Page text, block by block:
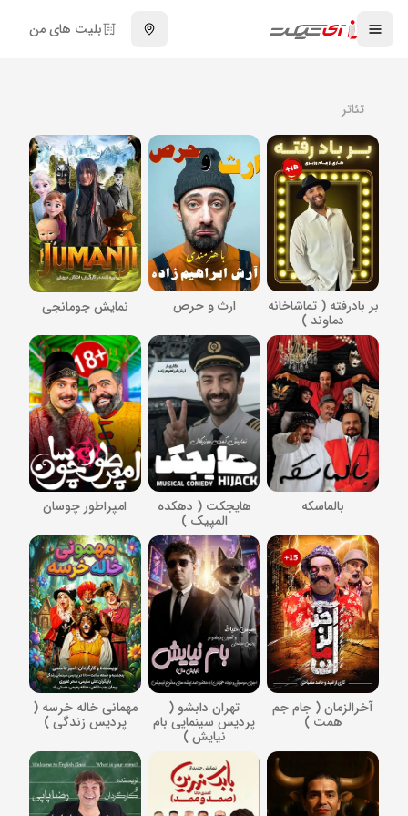
بلیت های من
تئاتر
بر بادرفته ( تماشاخانه
دماوند )
ارث و حرص نمایش جومانجی
بالماسکه هایجکت ( دهکده
المپیک )
امپراطور چوسان
آخرالزمان ( جام جم
همت )
تهران دابشو (
پردیس سینمایی بام
نیایش )
مهمانی خاله خرسه (
پردیس زندگی )